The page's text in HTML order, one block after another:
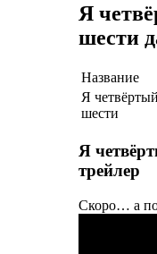
Я
шести
Название
Я
шести
Я
трейлер
Скоро… а